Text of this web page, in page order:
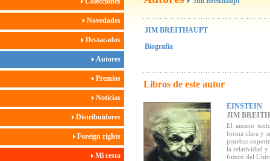
Novedades
Destacados
Autores
Premios
Noticias
Distribuidores
Foreign rights
Mi cesta
JIM BREITHAUPT
Biografía
Libros de este autor
EINSTEIN
JIM
El ameno
forma clara y
pruebas
la relatividad y
futuro del